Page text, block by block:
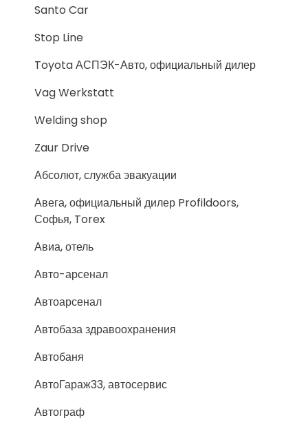
Santo Car
Stop Line
Toyota АСПЭК-Авто, официальный дилер
Vag Werkstatt
Welding shop
Zaur Drive
Абсолют, служба эвакуации
Авега, официальный дилер Profildoors,
Софья, Torex
Авиа, отель
Авто-арсенал
Автоарсенал
Автобаза здравоохранения
Автобаня
АвтоГараж33, автосервис
Автограф